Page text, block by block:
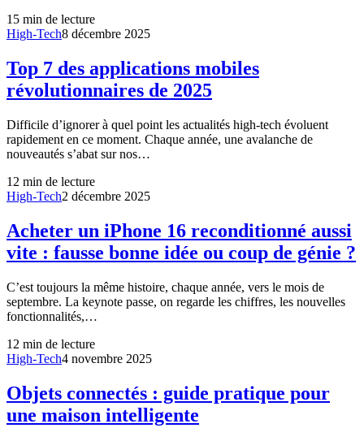
15 min de lecture
High-Tech8 décembre 2025
Top 7 des applications mobiles
révolutionnaires de 2025
Difficile d’ignorer à quel point les actualités high-tech évoluent
rapidement en ce moment. Chaque année, une avalanche de
nouveautés s’abat sur nos…
12 min de lecture
High-Tech2 décembre 2025
Acheter un iPhone 16 reconditionné aussi
vite : fausse bonne idée ou coup de génie ?
C’est toujours la même histoire, chaque année, vers le mois de
septembre. La keynote passe, on regarde les chiffres, les nouvelles
fonctionnalités,…
12 min de lecture
High-Tech4 novembre 2025
Objets connectés : guide pratique pour
une maison intelligente